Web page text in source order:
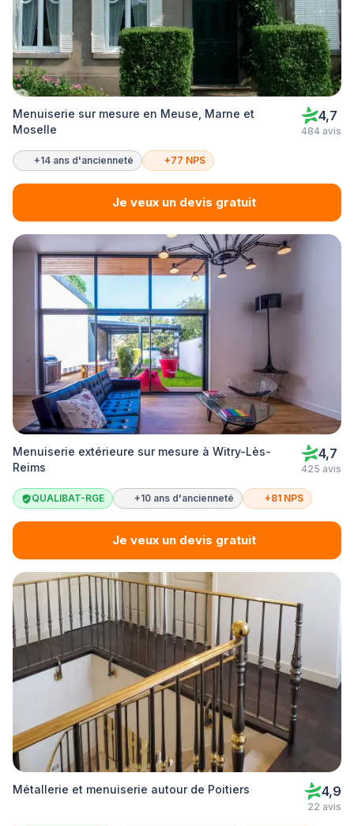
Menuiserie sur mesure en Meuse, Marne et
Moselle
4,7
484 avis
+14 ans d'ancienneté +77 NPS
Je veux un devis gratuit
Menuiserie extérieure sur mesure à Witry-Lès-
Reims
4,7
425 avis
QUALIBAT-RGE +10 ans d'ancienneté +81 NPS
Je veux un devis gratuit
Métallerie et menuiserie autour de Poitiers 4,9
22 avis